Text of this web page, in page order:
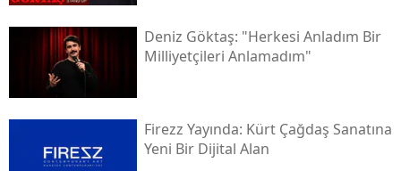
Deniz Göktaş: "herkesi Anladım Bir
Milliyetçileri Anlamadım"
Firezz Yayında: Kürt Çağdaş Sanatına
Yeni Bir Dijital Alan